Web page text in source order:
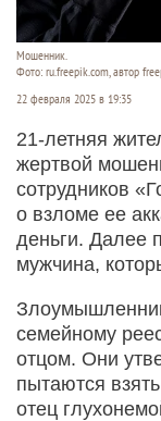
Мошенник.
Фото: ru.freepik.com, автор
22 февраля 2025 в 19:35
21-летняя
жертвой
сотрудников
о взломе ее
деньги. Далее
мужчина,
семейному
отцом. Они
пытаются
отец